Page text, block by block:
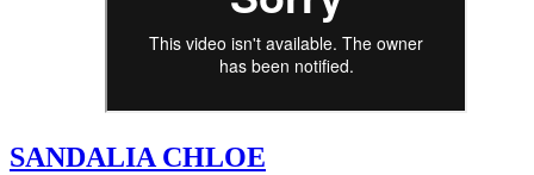
SANDALIA CHLOE